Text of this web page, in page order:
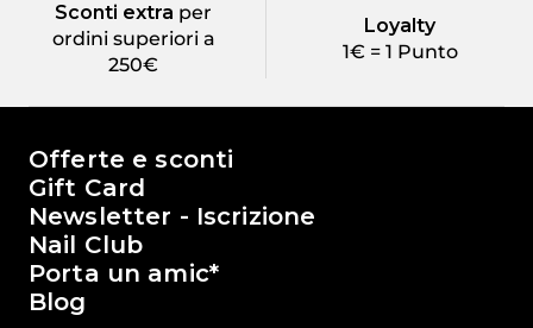
Sconti extra per
ordini superiori a
250€
Loyalty
1€ = 1 Punto
Il mondo di Passione Beauty
Offerte e sconti
Gift Card
Newsletter - Iscrizione
Nail Club
Porta un amic*
Blog